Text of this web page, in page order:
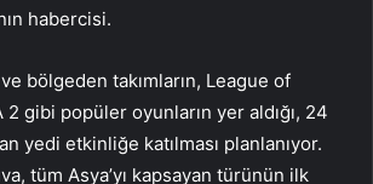
habercisi.
bölgeden takımların, League of
2 gibi popüler oyunların yer aldığı, 24
yedi etkinliğe katılması planlanıyor.
tüm Asya’yı kapsayan türünün ilk